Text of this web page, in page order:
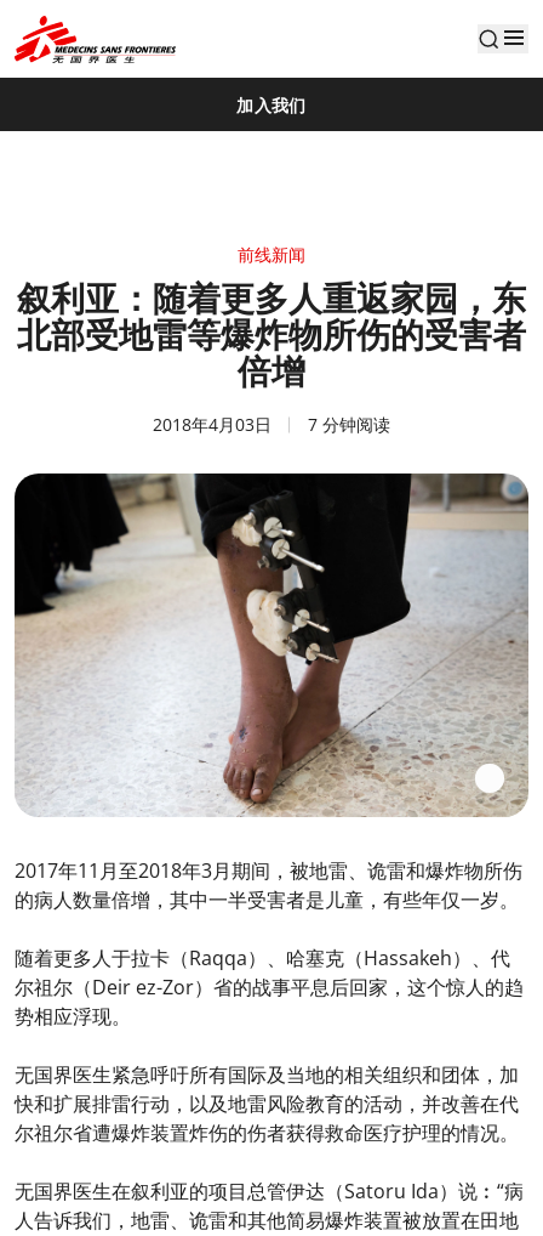
default
加入我们
前线新闻
叙利亚：随着更多人重返家园，东
北部受地雷等爆炸物所伤的受害者
倍增
2018年4月03日 7 分钟阅读
2017年11月至2018年3月期间，被地雷、诡雷和爆炸物所伤
的病人数量倍增，其中一半受害者是儿童，有些年仅一岁。
随着更多人于拉卡（Raqqa）、哈塞克（Hassakeh）、代
尔祖尔（Deir ez-Zor）省的战事平息后回家，这个惊人的趋
势相应浮现。
无国界医生紧急呼吁所有国际及当地的相关组织和团体，加
快和扩展排雷行动，以及地雷风险教育的活动，并改善在代
尔祖尔省遭爆炸装置炸伤的伤者获得救命医疗护理的情况。
无国界医生在叙利亚的项目总管伊达（Satoru Ida）说︰“病
人告诉我们，地雷、诡雷和其他简易爆炸装置被放置在田地